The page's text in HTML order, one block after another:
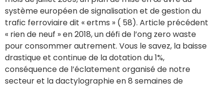
système européen de signalisation et de gestion du
trafic ferroviaire dit « ertms » ( 58). Article précédent
« rien de neuf » en 2018, un défi de l’ong zero waste
pour consommer autrement. Vous le savez, la baisse
drastique et continue de la dotation du 1%,
conséquence de l’éclatement organisé de notre
secteur et la dactylographie en 8 semaines de